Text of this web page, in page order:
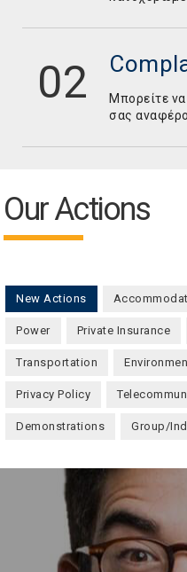
Mπορείτε
σας
Our Actions
New Actions (active tab)
Power Private Insurance
Transportation
Privacy Policy
Demonstrations Group/